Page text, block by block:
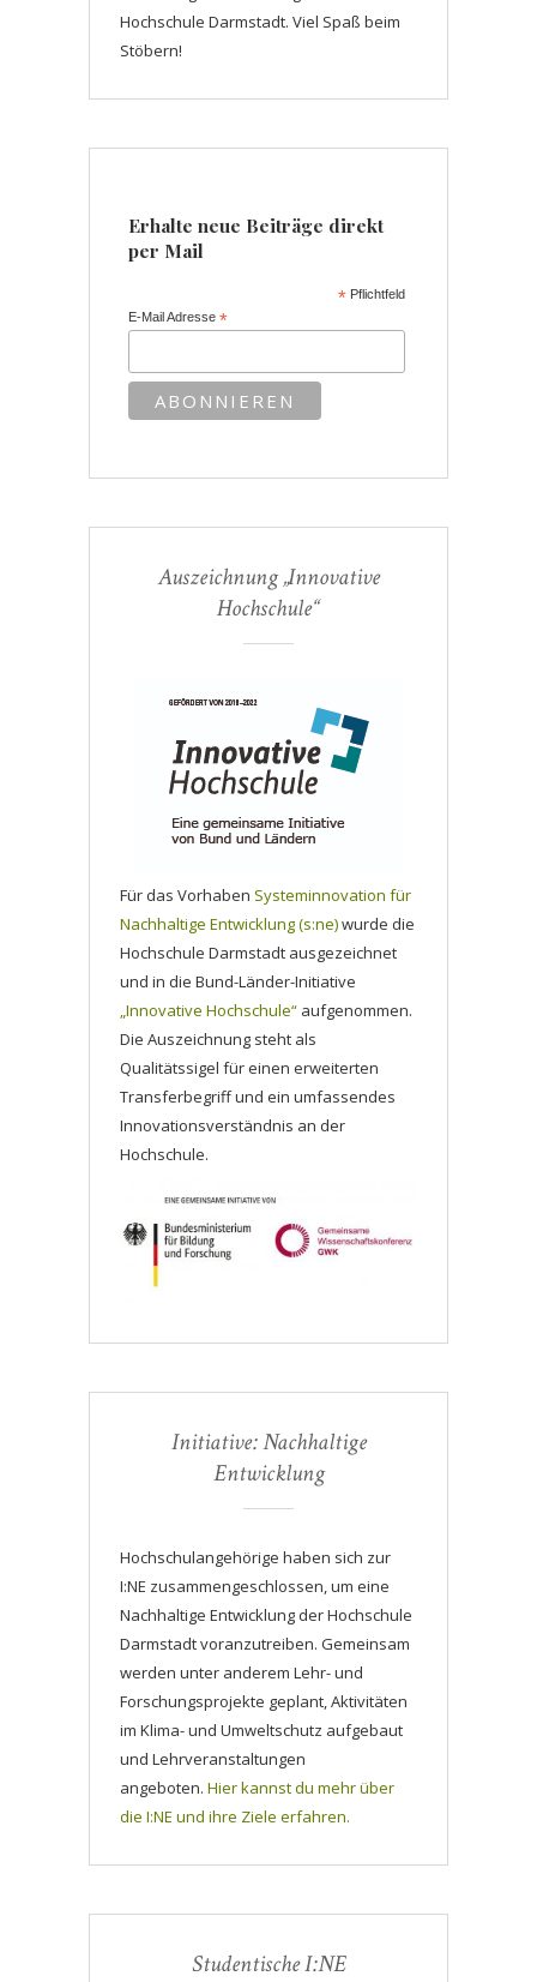
Hochschule Darmstadt. Viel Spaß beim
Stöbern!
Erhalte neue Beiträge direkt
per Mail
* Pflichtfeld
E-Mail Adresse*
Auszeichnung „Innovative
Hochschule“
Für das Vorhaben Systeminnovation für
Nachhaltige Entwicklung (s:ne)wurde die
Hochschule Darmstadt ausgezeichnet
und in die Bund-Länder-Initiative
„Innovative Hochschule“ aufgenommen.
Die Auszeichnung steht als
Qualitätssigel für einen erweiterten
Transferbegriff und ein umfassendes
Innovationsverständnis an der
Hochschule.
Initiative: Nachhaltige
Entwicklung
Hochschulangehörige haben sich zur
I:NE zusammengeschlossen, um eine
Nachhaltige Entwicklung der Hochschule
Darmstadt voranzutreiben. Gemeinsam
werden unter anderem Lehr- und
Forschungsprojekte geplant, Aktivitäten
im Klima- und Umweltschutz aufgebaut
und Lehrveranstaltungen
angeboten. Hier kannst du mehr über
die I:NE und ihre Ziele erfahren.
Studentische I:NE